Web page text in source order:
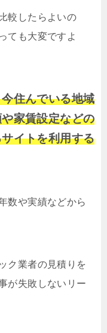
較したらよいの
ても大変ですよ
住んでいる地域
家賃設定などの
イトを利用する
数や実績などから
ク業者の見積りを
が失敗しないリー